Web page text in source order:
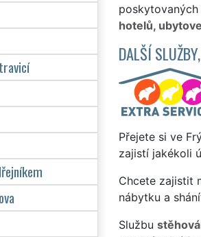
poskytovaných
hotelů,
DALŠÍ
Přejete si ve
zajistí jakékoli
Chcete zajistit
nábytku a
Službu